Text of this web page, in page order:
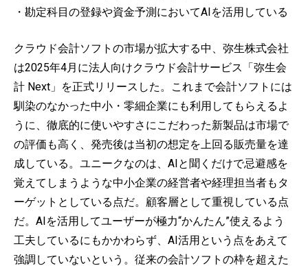
・勘定科目の登録や資金予測においてAIを活用している
クラウド会計ソフトの市場が拡大する中、弥生株式会社
は2025年4月に法人向けクラウド会計サービス「弥生会
計 Next」を正式リリースした。これまで会計ソフトには
馴染のなかった中小・零細企業にも利用してもらえるよ
うに、徹底的に使いやすさにこだわった新製品は市場で
の評価も高く、発売後は当初の想定を上回る販売量を達
成している。ユニークなのは、AIと聞くだけで忌避感を
覚えてしまうような中小企業の経営者や経理担当者もタ
ーゲットとしている点だ。顧客層として重視している点
だ。AIを活用してユーザーが極力“かんたん”使えるよう
工夫しているにもかかわらず、AI活用という点をあえて
強調していないという。従来の会計ソフトの枠を超えた